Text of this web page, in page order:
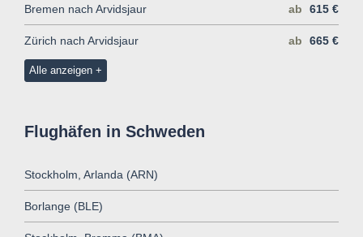
Bremen nach Arvidsjaur ab 615 €
Zürich nach Arvidsjaur ab 665 €
Alle anzeigen
Flughäfen in Schweden
Stockholm, Arlanda (ARN)
Borlange (BLE)